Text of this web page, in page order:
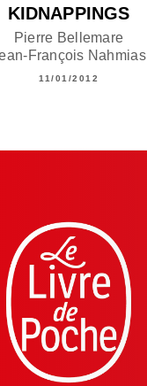
KIDNAPPINGS
Pierre Bellemare
François Nahmias
11/01/2012